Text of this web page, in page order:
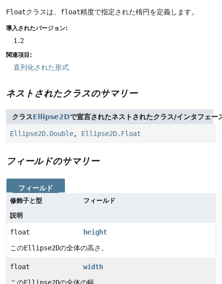
Floatクラスは、 float精度で指定された楕円を定義します。
導入されたバージョン:
1.2
関連項目:
直列化された形式
ネストされたクラスのサマリー
クラスEllipse2Dで宣言されたネストされたクラス/インタフェー
Ellipse2D.Double, Ellipse2D.Float
フィールドのサマリー
フィールド
修飾子と型
フィールド
説明
float
height
このEllipse2Dの全体の高さ。
float
width